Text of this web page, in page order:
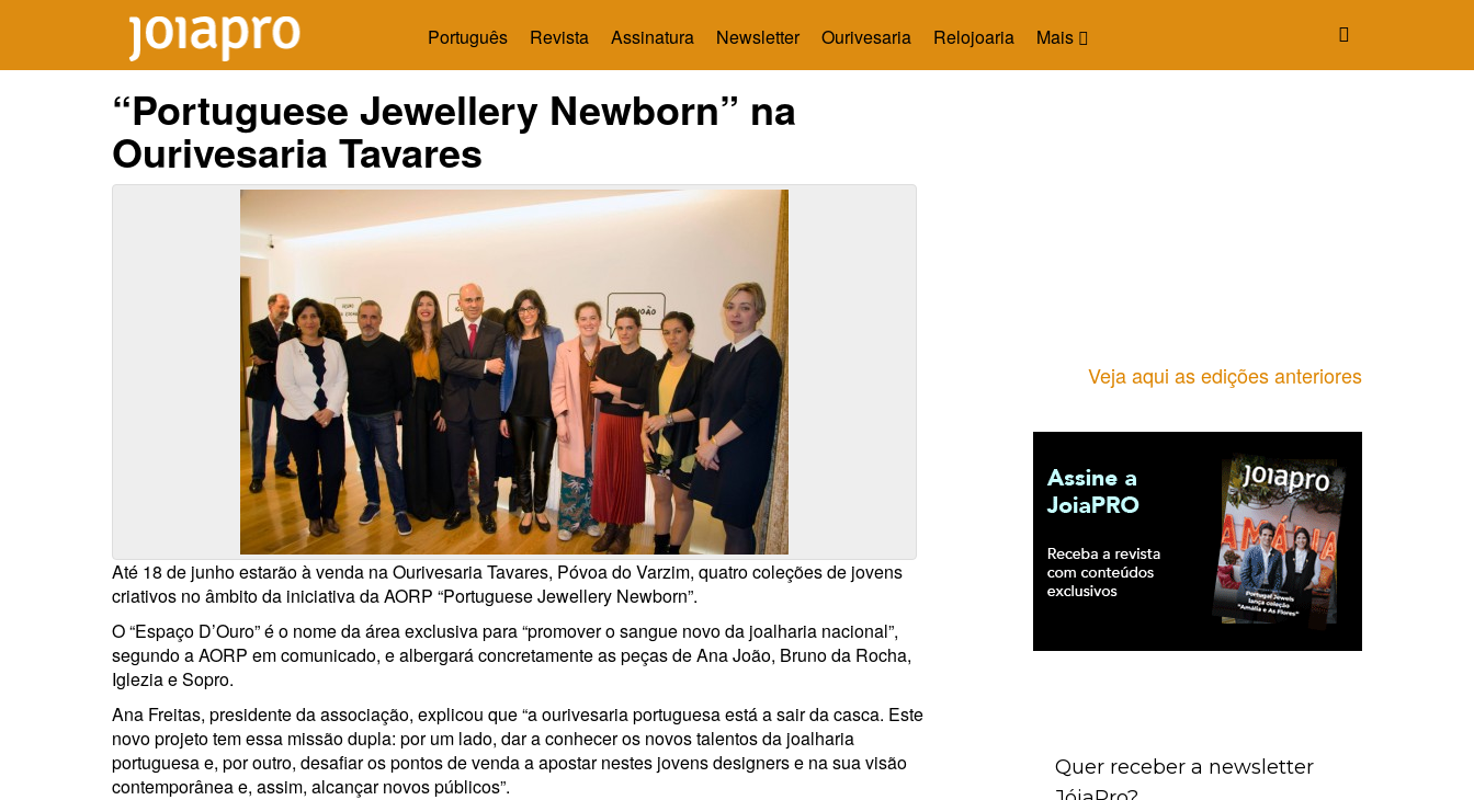
Mais
Português Revista Assinatura Newsletter Ourivesaria Relojoaria
“Portuguese Jewellery Newborn” na
Ourivesaria Tavares
Até 18 de junho estarão à venda na Ourivesaria Tavares, Póvoa do Varzim, quatro coleções de jovens
criativos no âmbito da iniciativa da AORP “Portuguese Jewellery Newborn”.
O “Espaço D’Ouro” é o nome da área exclusiva para “promover o sangue novo da joalharia nacional”,
segundo a AORP em comunicado, e albergará concretamente as peças de Ana João, Bruno da Rocha,
Iglezia e Sopro.
Ana Freitas, presidente da associação, explicou que “a ourivesaria portuguesa está a sair da casca. Este
novo projeto tem essa missão dupla: por um lado, dar a conhecer os novos talentos da joalharia
portuguesa e, por outro, desafiar os pontos de venda a apostar nestes jovens designers e na sua visão
contemporânea e, assim, alcançar novos públicos”.
Veja aqui as edições anteriores